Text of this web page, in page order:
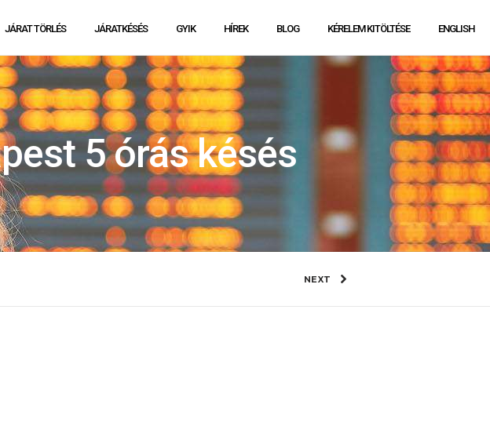
JÁRAT TÖRLÉS JÁRATKÉSÉS GYIK HÍREK BLOG KÉRELEM KITÖLTÉSE ENGLISH
5 órás késés
NEXT